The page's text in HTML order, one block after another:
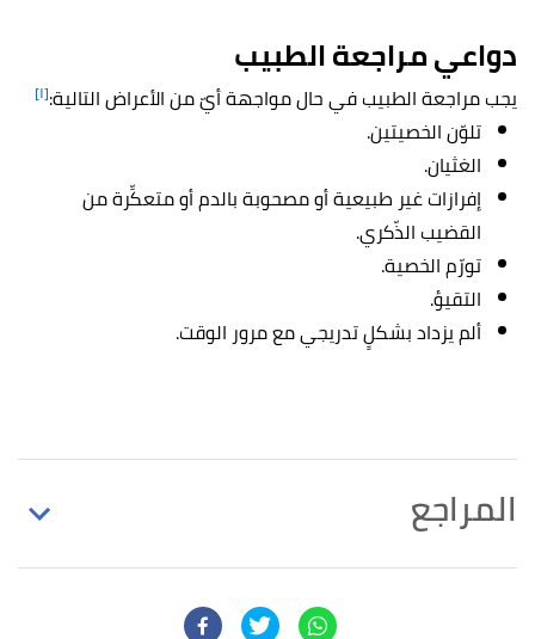
دواعي مراجعة الطبيب
يجب مراجعة الطبيب في حال مواجهة أيّ من الأعراض التالية:[١]
تلوّن الخصيتين.
الغثيان.
إفرازات غير طبيعية أو مصحوبة بالدم أو متعكِّرة من
القضيب الذّكري.
تورّم الخصية.
التقيؤ.
ألم يزداد بشكلٍ تدريجي مع مرور الوقت.
المراجع
www.medicalnewstoday.com , Retrieved 2/12/2021.